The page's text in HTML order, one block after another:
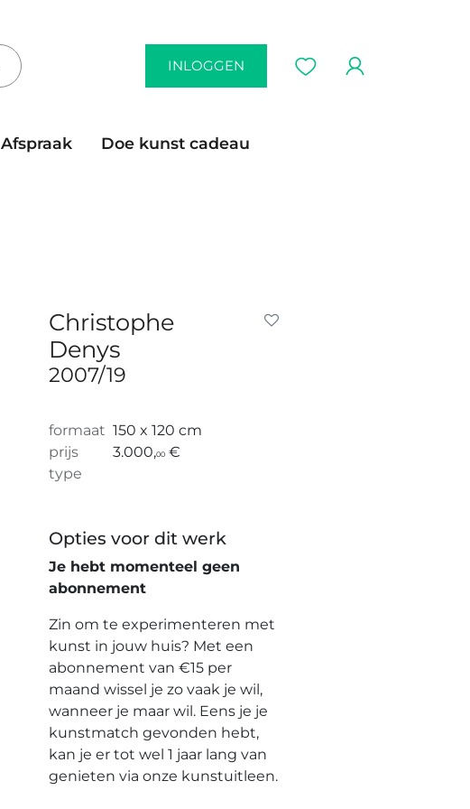
INLOGGEN
Afspraak
Doe kunst cadeau
Christophe
Denys
2007/19
formaat 150 x 120 cm
prijs
3.000,00 €
type
Opties voor dit werk
Je hebt momenteel geen
abonnement
Zin om te experimenteren met
kunst in jouw huis? Met een
abonnement van €15 per
maand wissel je zo vaak je wil,
wanneer je maar wil. Eens je je
kunstmatch gevonden hebt,
kan je er tot wel 1 jaar lang van
genieten via onze kunstuitleen.